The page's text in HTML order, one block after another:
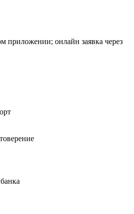
приложении; онлайн заявка через